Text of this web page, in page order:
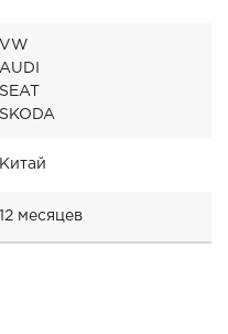
VW
AUDI
SEAT
SKODA
Китай
12 месяцев